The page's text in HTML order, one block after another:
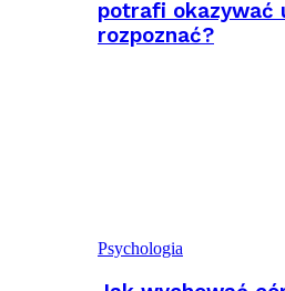
potrafi okazywać
rozpoznać?
Psychologia